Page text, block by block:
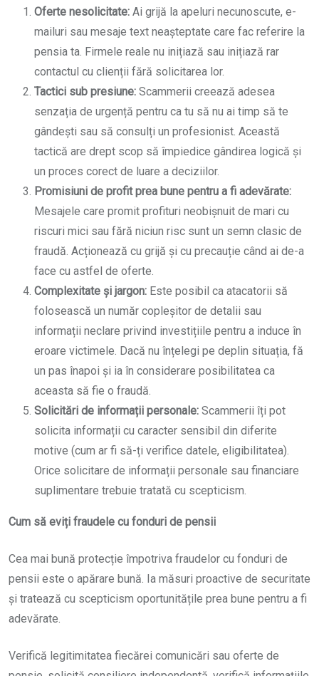
Oferte nesolicitate: Ai grijă la apeluri necunoscute, e-
mailuri sau mesaje text neașteptate care fac referire la
pensia ta. Firmele reale nu inițiază sau inițiază rar
contactul cu clienții fără solicitarea lor.
Tactici sub presiune: Scammerii creează adesea
senzația de urgență pentru ca tu să nu ai timp să te
gândești sau să consulți un profesionist. Această
tactică are drept scop să împiedice gândirea logică și
un proces corect de luare a deciziilor.
Promisiuni de profit prea bune pentru a fi adevărate:
Mesajele care promit profituri neobișnuit de mari cu
riscuri mici sau fără niciun risc sunt un semn clasic de
fraudă. Acționează cu grijă și cu precauție când ai de-a
face cu astfel de oferte.
Complexitate și jargon: Este posibil ca atacatorii să
folosească un număr copleșitor de detalii sau
informații neclare privind investițiile pentru a induce în
eroare victimele. Dacă nu înțelegi pe deplin situația, fă
un pas înapoi și ia în considerare posibilitatea ca
aceasta să fie o fraudă.
Solicitări de informații personale: Scammerii îți pot
solicita informații cu caracter sensibil din diferite
motive (cum ar fi să-ți verifice datele, eligibilitatea).
Orice solicitare de informații personale sau financiare
suplimentare trebuie tratată cu scepticism.
Cum să eviți fraudele cu fonduri de pensii
Cea mai bună protecție împotriva fraudelor cu fonduri de
pensii este o apărare bună. Ia măsuri proactive de securitate
și tratează cu scepticism oportunitățile prea bune pentru a fi
adevărate.
Verifică legitimitatea fiecărei comunicări sau oferte de